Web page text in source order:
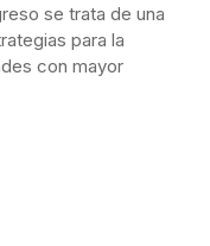
se trata de una
para la
con mayor